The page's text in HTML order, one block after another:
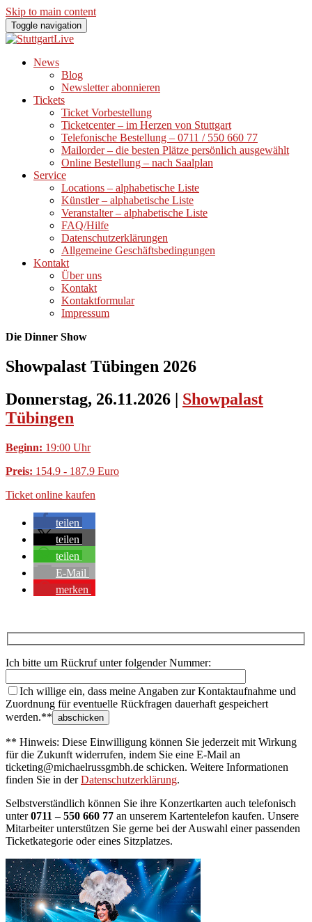
Skip to main content
Toggle navigation
News
Blog
Newsletter abonnieren
Tickets
Ticket Vorbestellung
Ticketcenter – im Herzen von Stuttgart
Telefonische Bestellung – 0711 / 550 660 77
Mailorder – die besten Plätze persönlich ausgewählt
Online Bestellung – nach Saalplan
Service
Locations – alphabetische Liste
Künstler – alphabetische Liste
Veranstalter – alphabetische Liste
FAQ/Hilfe
Datenschutzerklärungen
Allgemeine Geschäftsbedingungen
Kontakt
Über uns
Kontakt
Kontaktformular
Impressum
Die Dinner Show
Showpalast Tübingen 2026
Donnerstag, 26.11.2026 | Showpalast
Tübingen
Beginn: 19:00 Uhr
Preis: 154.9 - 187.9 Euro
Ticket online kaufen
teilen
teilen
teilen
E-Mail
merken
Ich bitte um Rückruf unter folgender Nummer:
Ich willige ein, dass meine Angaben zur Kontaktaufnahme und
Zuordnung für eventuelle Rückfragen dauerhaft gespeichert
werden.**
** Hinweis: Diese Einwilligung können Sie jederzeit mit Wirkung
für die Zukunft widerrufen, indem Sie eine E-Mail an
ticketing@michaelrussgmbh.de schicken. Weitere Informationen
finden Sie in derDatenschutzerklärung.
Selbstverständlich können Sie ihre Konzertkarten auch telefonisch
unter0711 – 550 660 77 an unserem Kartentelefon kaufen. Unsere
Mitarbeiter unterstützen Sie gerne bei der Auswahl einer passenden
Ticketkategorie oder eines Sitzplatzes.